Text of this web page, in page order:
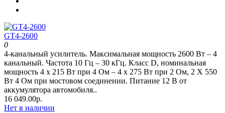
GT4-2600
0
4-канальный усилитель. Максимальная мощность 2600 Вт – 4
канальный. Частота 10 Гц – 30 кГц. Класс D, номинальная
мощность 4 x 215 Вт при 4 Oм – 4 x 275 Вт при 2 Oм, 2 Х 550
Вт 4 Ом при мостовом соединении. Питание 12 В от
аккумулятора автомобиля..
16 049.00р.
Нет в наличии